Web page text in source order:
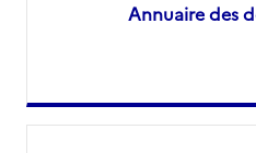
Source des données : Finess n°
O2
Annuaire des